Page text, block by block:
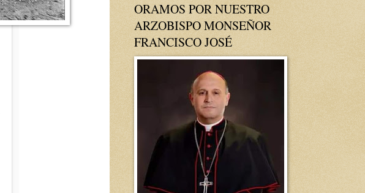
ORAMOS POR NUESTRO
ARZOBISPO MONSEÑOR
FRANCISCO JOSÉ